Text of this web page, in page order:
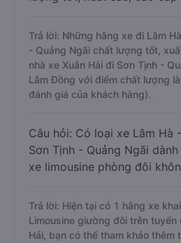
Trả lời: Những hãng xe đi Lâm
- Quảng Ngãi chất lượng tốt,
nhà xe Xuân Hải đi Sơn Tịnh -
Lâm Đồng với điểm chất lượng
đánh giá của khách hàng).
Câu hỏi: Có loại xe Lâm Hà
Sơn Tịnh - Quảng Ngãi
xe limousine phòng đôi
Trả lời: Hiện tại có 1 hãng xe
Limousine giường đôi trên tuyến
Hải, bạn có thể tham khảo thêm